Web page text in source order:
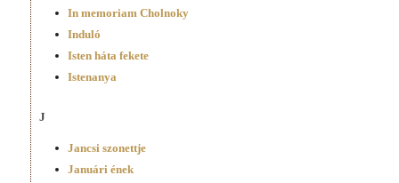
In memoriam Cholnoky
Induló
Isten háta fekete
Istenanya
J
Jancsi szonettje
Januári ének